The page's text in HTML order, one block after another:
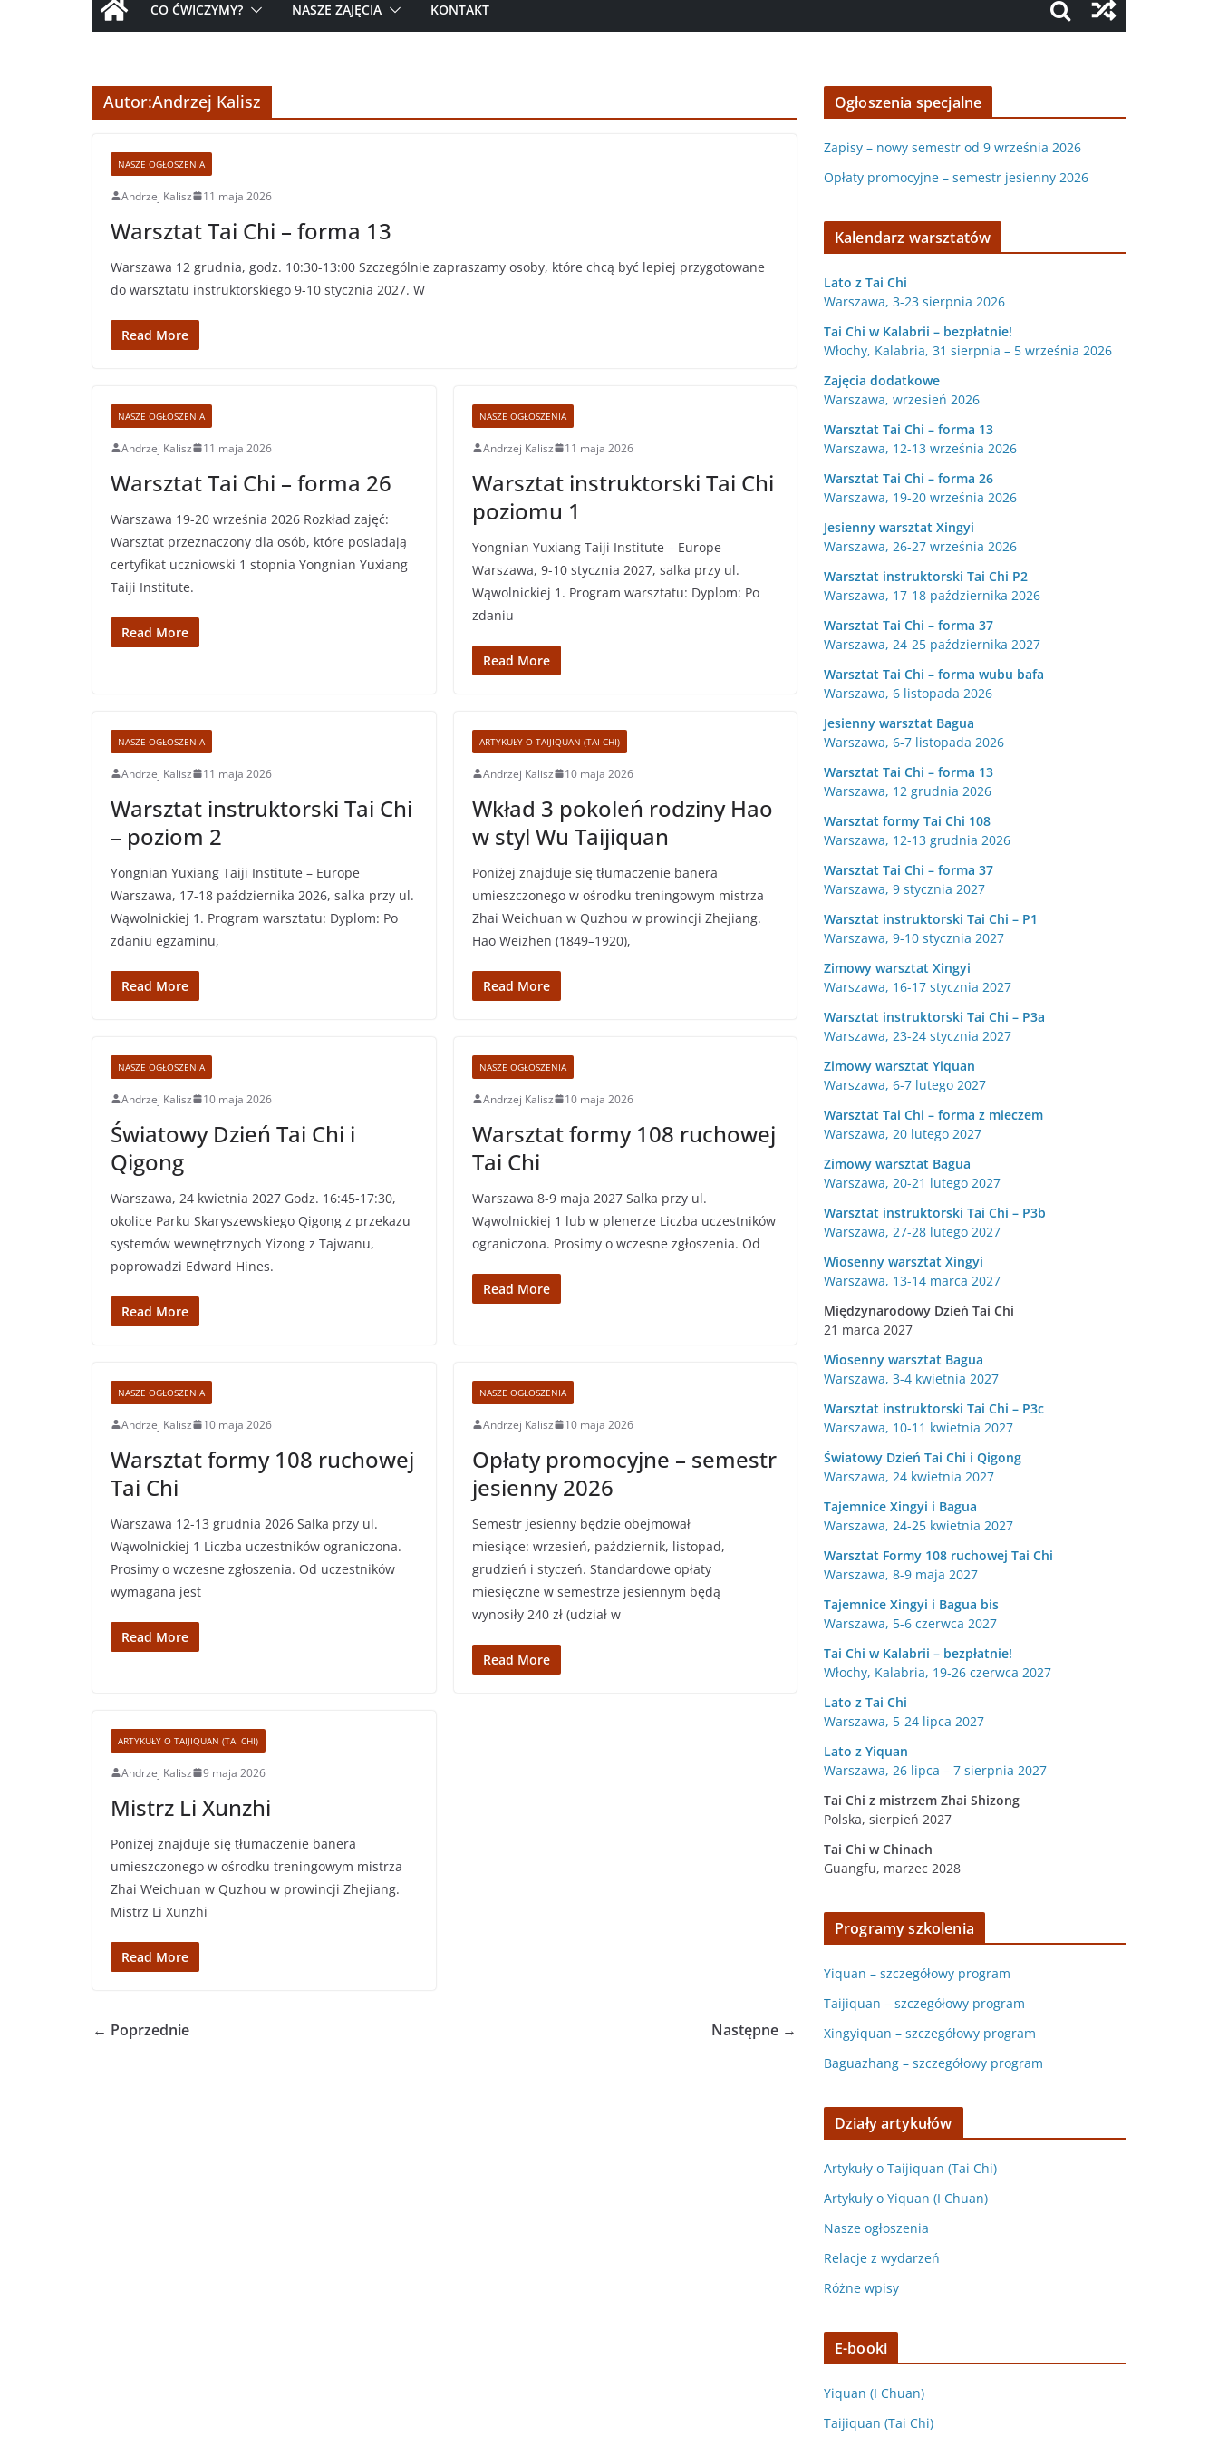
CO ĆWICZYMY? NASZE ZAJĘCIA KONTAKT
Autor:Andrzej Kalisz
NASZE OGŁOSZENIA
Andrzej Kalisz 11 maja 2026
Warsztat Tai Chi – forma 13
Warszawa 12 grudnia, godz. 10:30-13:00 Szczególnie zapraszamy osoby, które chcą być lepiej przygotowane
do warsztatu instruktorskiego 9-10 stycznia 2027. W
Read More
NASZE OGŁOSZENIA
Andrzej Kalisz 11 maja 2026
Warsztat Tai Chi – forma 26
Warszawa 19-20 września 2026 Rozkład zajęć:
Warsztat przeznaczony dla osób, które posiadają
certyfikat uczniowski 1 stopnia Yongnian Yuxiang
Taiji Institute.
Read More
NASZE OGŁOSZENIA
Andrzej Kalisz 11 maja 2026
Warsztat instruktorski Tai Chi
poziomu 1
Yongnian Yuxiang Taiji Institute – Europe
Warszawa, 9-10 stycznia 2027, salka przy ul.
Wąwolnickiej 1. Program warsztatu: Dyplom: Po
zdaniu
Read More
NASZE OGŁOSZENIA
Andrzej Kalisz 11 maja 2026
Warsztat instruktorski Tai Chi
– poziom 2
Yongnian Yuxiang Taiji Institute – Europe
Warszawa, 17-18 października 2026, salka przy ul.
Wąwolnickiej 1. Program warsztatu: Dyplom: Po
zdaniu egzaminu,
Read More
ARTYKUŁY O TAIJIQUAN (TAI CHI)
Andrzej Kalisz 10 maja 2026
Wkład 3 pokoleń rodziny Hao
w styl Wu Taijiquan
Poniżej znajduje się tłumaczenie banera
umieszczonego w ośrodku treningowym mistrza
Zhai Weichuan w Quzhou w prowincji Zhejiang.
Hao Weizhen (1849–1920),
Read More
NASZE OGŁOSZENIA
Andrzej Kalisz 10 maja 2026
Światowy Dzień Tai Chi i
Qigong
Warszawa, 24 kwietnia 2027 Godz. 16:45-17:30,
okolice Parku Skaryszewskiego Qigong z przekazu
systemów wewnętrznych Yizong z Tajwanu,
poprowadzi Edward Hines.
Read More
NASZE OGŁOSZENIA
Andrzej Kalisz 10 maja 2026
Warsztat formy 108 ruchowej
Tai Chi
Warszawa 8-9 maja 2027 Salka przy ul.
Wąwolnickiej 1 lub w plenerze Liczba uczestników
ograniczona. Prosimy o wczesne zgłoszenia. Od
Read More
NASZE OGŁOSZENIA
Andrzej Kalisz 10 maja 2026
Warsztat formy 108 ruchowej
Tai Chi
Warszawa 12-13 grudnia 2026 Salka przy ul.
Wąwolnickiej 1 Liczba uczestników ograniczona.
Prosimy o wczesne zgłoszenia. Od uczestników
wymagana jest
Read More
NASZE OGŁOSZENIA
Andrzej Kalisz 10 maja 2026
Opłaty promocyjne – semestr
jesienny 2026
Semestr jesienny będzie obejmował
miesiące: wrzesień, październik, listopad,
grudzień i styczeń. Standardowe opłaty
miesięczne w semestrze jesiennym będą
wynosiły 240 zł (udział w
Read More
ARTYKUŁY O TAIJIQUAN (TAI CHI)
Andrzej Kalisz 9 maja 2026
Mistrz Li Xunzhi
Poniżej znajduje się tłumaczenie banera
umieszczonego w ośrodku treningowym mistrza
Zhai Weichuan w Quzhou w prowincji Zhejiang.
Mistrz Li Xunzhi
Read More
← Poprzednie Następne →
Ogłoszenia specjalne
Zapisy – nowy semestr od 9 września 2026
Opłaty promocyjne – semestr jesienny 2026
Kalendarz warsztatów
Lato z Tai Chi
Warszawa, 3-23 sierpnia 2026
Tai Chi w Kalabrii – bezpłatnie!
Włochy, Kalabria, 31 sierpnia – 5 września 2026
Zajęcia dodatkowe
Warszawa, wrzesień 2026
Warsztat Tai Chi – forma 13
Warszawa, 12-13 września 2026
Warsztat Tai Chi – forma 26
Warszawa, 19-20 września 2026
Jesienny warsztat Xingyi
Warszawa, 26-27 września 2026
Warsztat instruktorski Tai Chi P2
Warszawa, 17-18 października 2026
Warsztat Tai Chi – forma 37
Warszawa, 24-25 października 2027
Warsztat Tai Chi – forma wubu bafa
Warszawa, 6 listopada 2026
Jesienny warsztat Bagua
Warszawa, 6-7 listopada 2026
Warsztat Tai Chi – forma 13
Warszawa, 12 grudnia 2026
Warsztat formy Tai Chi 108
Warszawa, 12-13 grudnia 2026
Warsztat Tai Chi – forma 37
Warszawa, 9 stycznia 2027
Warsztat instruktorski Tai Chi – P1
Warszawa, 9-10 stycznia 2027
Zimowy warsztat Xingyi
Warszawa, 16-17 stycznia 2027
Warsztat instruktorski Tai Chi – P3a
Warszawa, 23-24 stycznia 2027
Zimowy warsztat Yiquan
Warszawa, 6-7 lutego 2027
Warsztat Tai Chi – forma z mieczem
Warszawa, 20 lutego 2027
Zimowy warsztat Bagua
Warszawa, 20-21 lutego 2027
Warsztat instruktorski Tai Chi – P3b
Warszawa, 27-28 lutego 2027
Wiosenny warsztat Xingyi
Warszawa, 13-14 marca 2027
Międzynarodowy Dzień Tai Chi
21 marca 2027
Wiosenny warsztat Bagua
Warszawa, 3-4 kwietnia 2027
Warsztat instruktorski Tai Chi – P3c
Warszawa, 10-11 kwietnia 2027
Światowy Dzień Tai Chi i Qigong
Warszawa, 24 kwietnia 2027
Tajemnice Xingyi i Bagua
Warszawa, 24-25 kwietnia 2027
Warsztat Formy 108 ruchowej Tai Chi
Warszawa, 8-9 maja 2027
Tajemnice Xingyi i Bagua bis
Warszawa, 5-6 czerwca 2027
Tai Chi w Kalabrii – bezpłatnie!
Włochy, Kalabria, 19-26 czerwca 2027
Lato z Tai Chi
Warszawa, 5-24 lipca 2027
Lato z Yiquan
Warszawa, 26 lipca – 7 sierpnia 2027
Tai Chi z mistrzem Zhai Shizong
Polska, sierpień 2027
Tai Chi wChinach
Guangfu, marzec 2028
Programy szkolenia
Yiquan – szczegółowy program
Taijiquan – szczegółowy program
Xingyiquan – szczegółowy program
Baguazhang – szczegółowy program
Działy artykułów
Artykuły o Taijiquan (Tai Chi)
Artykuły o Yiquan (I Chuan)
Nasze ogłoszenia
Relacje z wydarzeń
Różne wpisy
E-booki
Yiquan (I Chuan)
Taijiquan (Tai Chi)